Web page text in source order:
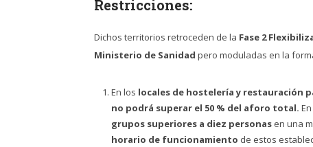
Restricciones:
Dichos territorios retroceden de la Fase 2
Ministerio de Sanidad pero moduladas en la
En los locales de hostelería y restauración
no podrá superar el 50 % del aforo total.
grupos superiores a diez personas en una
horario de funcionamiento de estos